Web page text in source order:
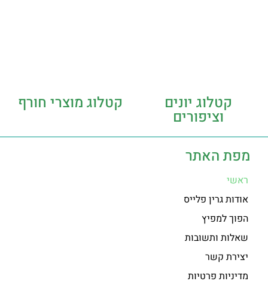
קטלוג יונים
וציפורים
קטלוג מוצרי חורף
מפת האתר
ראשי
אודות גרין פלייס
הפוך למפיץ
שאלות ותשובות
יצירת קשר
מדיניות פרטיות